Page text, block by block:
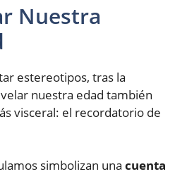
Nuestra
estereotipos, tras la
nuestra edad también
visceral: el recordatorio de
simbolizan una cuenta